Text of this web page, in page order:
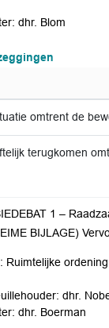
dhr. Blom
omtrent de
terugkomen
1 –
BIJLAGE)
Ruimtelijke
dhr.
dhr. Boerman